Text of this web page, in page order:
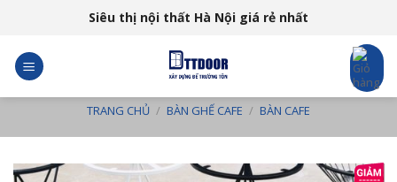
content
Siêu thị nội thất Hà Nội giá rẻ nhất
TRANG CHỦ / BÀN GHẾ CAFE / BÀN CAFE